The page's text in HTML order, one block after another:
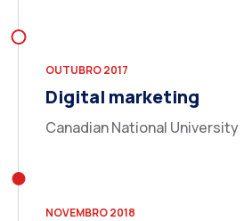
OUTUBRO 2017
Digital marketing
Canadian National University
NOVEMBRO 2018